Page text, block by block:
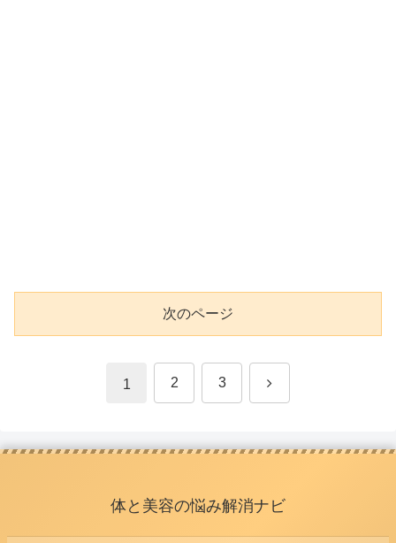
次のページ
1 2 3 次
体と美容の悩み解消ナビ